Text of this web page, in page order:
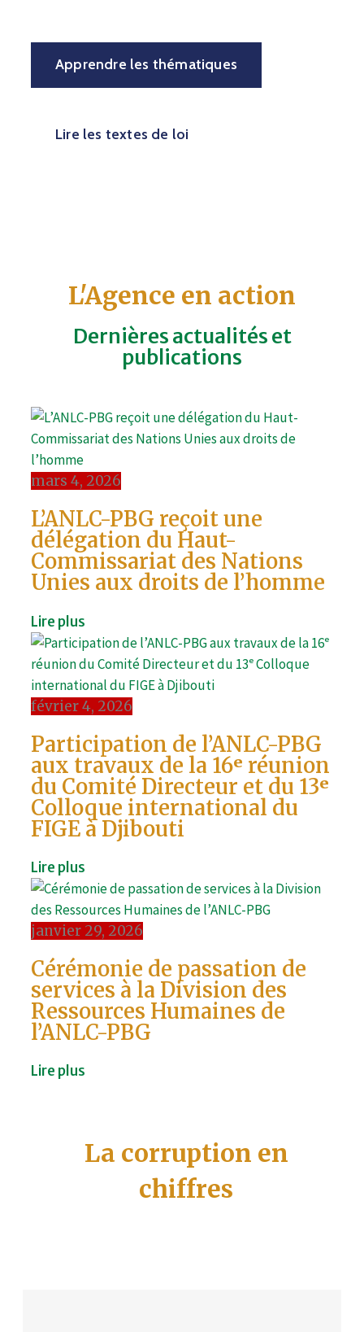
Apprendre les thématiques
Lire les textes de loi
L'Agence en action
Dernières actualités et
publications
mars 4, 2026
L’ANLC-PBG reçoit une
délégation du Haut-
Commissariat des Nations
Unies aux droits de l’homme
Lire plus
février 4, 2026
Participation de l’ANLC-PBG
aux travaux de la 16ᵉ réunion
du Comité Directeur et du 13ᵉ
Colloque international du
FIGE à Djibouti
Lire plus
janvier 29, 2026
Cérémonie de passation de
services à la Division des
Ressources Humaines de
l’ANLC-PBG
Lire plus
La corruption en
chiffres